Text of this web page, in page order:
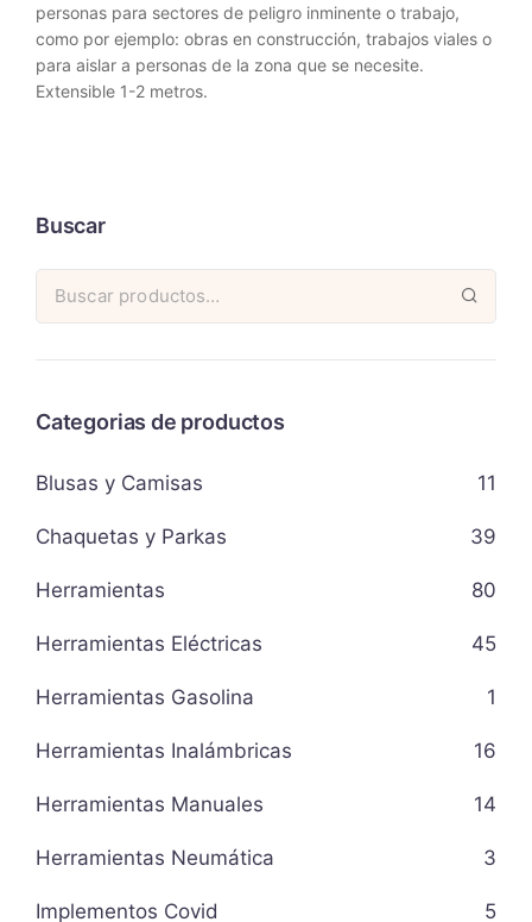
personas para sectores de peligro inminente o trabajo,
como por ejemplo: obras en construcción, trabajos viales o
para aislar a personas de la zona que se necesite.
Extensible 1-2 metros.
Buscar
Categorias de productos
Blusas y Camisas 11
Chaquetas y Parkas 39
Herramientas 80
Herramientas Eléctricas 45
Herramientas Gasolina 1
Herramientas Inalámbricas 16
Herramientas Manuales 14
Herramientas Neumática 3
Implementos Covid 5